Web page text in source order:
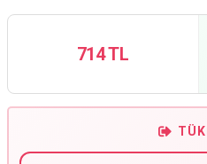
714 TL